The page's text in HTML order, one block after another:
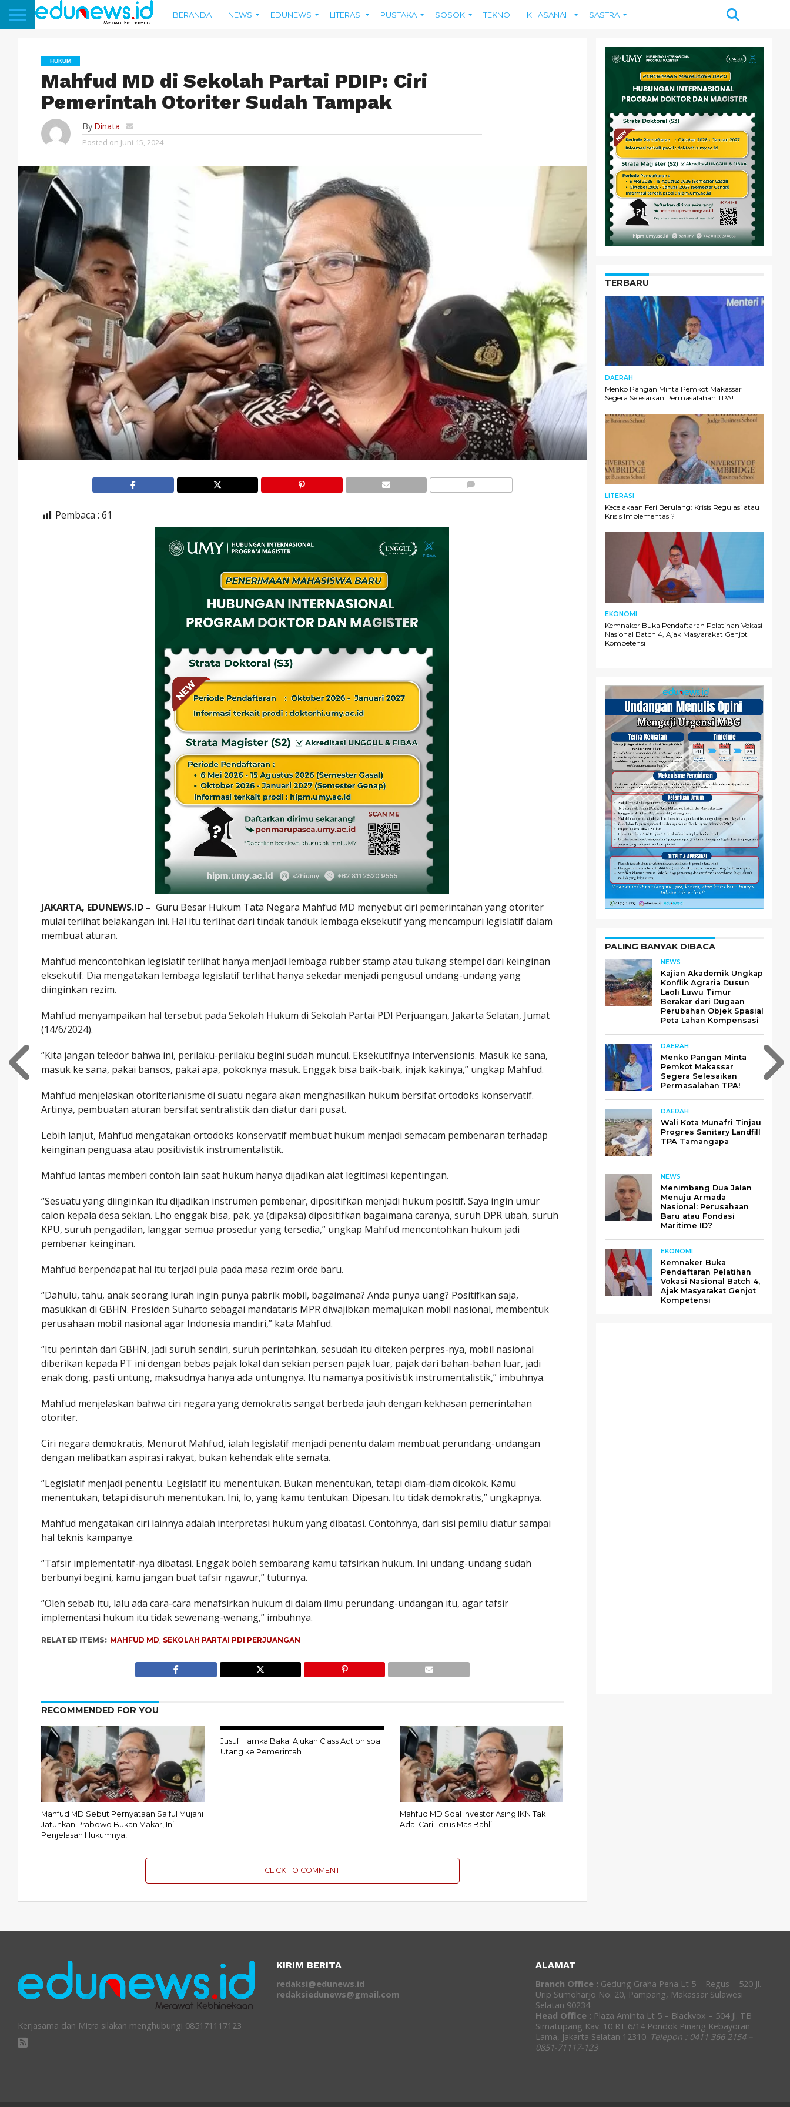
BERANDA NEWS EDUNEWS LITERASI PUSTAKA SOSOK TEKNO KHASANAH SASTRA
HUKUM
Mahfud MD di Sekolah Partai PDIP: Ciri
Pemerintah Otoriter Sudah Tampak
By Dinata
Posted on Juni 15, 2024
Pembaca : 61
JAKARTA, EDUNEWS.ID – Guru Besar Hukum Tata Negara Mahfud MD menyebut ciri pemerintahan yang otoriter
mulai terlihat belakangan ini. Hal itu terlihat dari tindak tanduk lembaga eksekutif yang mencampuri legislatif dalam
membuat aturan.
Mahfud mencontohkan legislatif terlihat hanya menjadi lembaga rubber stamp atau tukang stempel dari keinginan
eksekutif. Dia mengatakan lembaga legislatif terlihat hanya sekedar menjadi pengusul undang-undang yang
diinginkan rezim.
Mahfud menyampaikan hal tersebut pada Sekolah Hukum di Sekolah Partai PDI Perjuangan, Jakarta Selatan, Jumat
(14/6/2024).
“Kita jangan teledor bahwa ini, perilaku-perilaku begini sudah muncul. Eksekutifnya intervensionis. Masuk ke sana,
masuk ke sana, pakai bansos, pakai apa, pokoknya masuk. Enggak bisa baik-baik, injak kakinya,” ungkap Mahfud.
Mahfud menjelaskan otoriterianisme di suatu negara akan menghasilkan hukum bersifat ortodoks konservatif.
Artinya, pembuatan aturan bersifat sentralistik dan diatur dari pusat.
Lebih lanjut, Mahfud mengatakan ortodoks konservatif membuat hukum menjadi semacam pembenaran terhadap
keinginan penguasa atau positivistik instrumentalistik.
Mahfud lantas memberi contoh lain saat hukum hanya dijadikan alat legitimasi kepentingan.
“Sesuatu yang diinginkan itu dijadikan instrumen pembenar, dipositifkan menjadi hukum positif. Saya ingin umur
calon kepala desa sekian. Lho enggak bisa, pak, ya (dipaksa) dipositifkan bagaimana caranya, suruh DPR ubah, suruh
KPU, suruh pengadilan, langgar semua prosedur yang tersedia,” ungkap Mahfud mencontohkan hukum jadi
pembenar keinginan.
Mahfud berpendapat hal itu terjadi pula pada masa rezim orde baru.
“Dahulu, tahu, anak seorang lurah ingin punya pabrik mobil, bagaimana? Anda punya uang? Positifkan saja,
masukkan di GBHN. Presiden Suharto sebagai mandataris MPR diwajibkan memajukan mobil nasional, membentuk
perusahaan mobil nasional agar Indonesia mandiri,” kata Mahfud.
“Itu perintah dari GBHN, jadi suruh sendiri, suruh perintahkan, sesudah itu diteken perpres-nya, mobil nasional
diberikan kepada PT ini dengan bebas pajak lokal dan sekian persen pajak luar, pajak dari bahan-bahan luar, jadi
enak dong, pasti untung, maksudnya hanya ada untungnya. Itu namanya positivistik instrumentalistik,” imbuhnya.
Mahfud menjelaskan bahwa ciri negara yang demokratis sangat berbeda jauh dengan kekhasan pemerintahan
otoriter.
Ciri negara demokratis, Menurut Mahfud, ialah legislatif menjadi penentu dalam membuat perundang-undangan
dengan melibatkan aspirasi rakyat, bukan kehendak elite semata.
“Legislatif menjadi penentu. Legislatif itu menentukan. Bukan menentukan, tetapi diam-diam dicokok. Kamu
menentukan, tetapi disuruh menentukan. Ini, lo, yang kamu tentukan. Dipesan. Itu tidak demokratis,” ungkapnya.
Mahfud mengatakan ciri lainnya adalah interpretasi hukum yang dibatasi. Contohnya, dari sisi pemilu diatur sampai
hal teknis kampanye.
“Tafsir implementatif-nya dibatasi. Enggak boleh sembarang kamu tafsirkan hukum. Ini undang-undang sudah
berbunyi begini, kamu jangan buat tafsir ngawur,” tuturnya.
“Oleh sebab itu, lalu ada cara-cara menafsirkan hukum di dalam ilmu perundang-undangan itu, agar tafsir
implementasi hukum itu tidak sewenang-wenang,” imbuhnya.
RELATED ITEMS: MAHFUD MD, SEKOLAH PARTAI PDI PERJUANGAN
RECOMMENDED FOR YOU
Mahfud MD Sebut Pernyataan Saiful Mujani
Jatuhkan Prabowo Bukan Makar, Ini
Penjelasan Hukumnya!
Jusuf Hamka Bakal Ajukan Class Action soal
Utang ke Pemerintah
Mahfud MD Soal Investor Asing IKN Tak
Ada: Cari Terus Mas Bahlil
CLICK TO COMMENT
TERBARU
DAERAH
Menko Pangan Minta Pemkot Makassar
Segera Selesaikan Permasalahan TPA!
LITERASI
Kecelakaan Feri Berulang: Krisis Regulasi atau
Krisis Implementasi?
EKONOMI
Kemnaker Buka Pendaftaran Pelatihan Vokasi
Nasional Batch 4, Ajak Masyarakat Genjot
Kompetensi
PALING BANYAK DIBACA
NEWS
Kajian Akademik Ungkap
Konflik Agraria Dusun
Laoli Luwu Timur
Berakar dari Dugaan
Perubahan Objek Spasial
Peta Lahan Kompensasi
DAERAH
Menko Pangan Minta
Pemkot Makassar
Segera Selesaikan
Permasalahan TPA!
DAERAH
Wali Kota Munafri Tinjau
Progres Sanitary Landfill
TPA Tamangapa
NEWS
Menimbang Dua Jalan
Menuju Armada
Nasional: Perusahaan
Baru atau Fondasi
Maritime ID?
EKONOMI
Kemnaker Buka
Pendaftaran Pelatihan
Vokasi Nasional Batch 4,
Ajak Masyarakat Genjot
Kompetensi
Kerjasama dan Mitra silakan menghubungi 085171117123
KIRIM BERITA
redaksi@edunews.id
redaksiedunews@gmail.com
ALAMAT
Branch Office : Gedung Graha Pena Lt 5 – Regus – 520 Jl.
Urip Sumoharjo No. 20, Pampang, Makassar Sulawesi
Selatan 90234
Head Office : Plaza Aminta Lt 5 – Blackvox – 504 Jl. TB
Simatupang Kav. 10 RT.6/14 Pondok Pinang Kebayoran
Lama, Jakarta Selatan 12310. Telepon : 0411 366 2154 –
0851-71117-123